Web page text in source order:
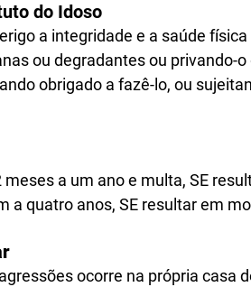
do Idoso
a integridade e a saúde
ou degradantes ou privando-
obrigado a fazê-lo, ou
a um ano e multa, SE
a quatro anos, SE resultar em
ocorre na própria casa